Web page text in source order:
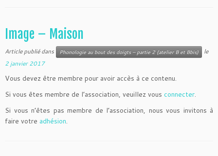
Image – Maison
Article publié dans Phonologie au bout des doigts – partie 2 (atelier B et Bbis)
le
2 janvier 2017
Vous devez être membre pour avoir accès à ce contenu.
Si vous êtes membre de l’association, veuillez vous connecter.
Si vous n’êtes pas membre de l’association, nous vous invitons à
faire votre adhésion.